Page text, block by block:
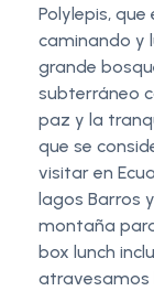
Polylepis,
caminando y
grande
subterráneo
paz y la
que se
visitar en
lagos Barros
montaña
box lunch
atravesamos